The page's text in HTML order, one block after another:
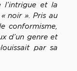
l’intrigue et la
noir ». Pris au
conformisme,
d’un genre et
par sa